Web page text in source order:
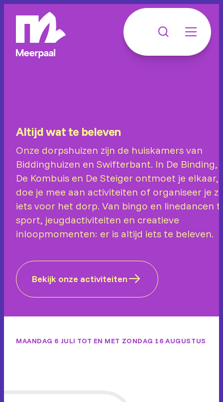
Altijd wat te beleven
Onze dorpshuizen zijn de huiskamers van
Biddinghuizen en Swifterbant. In De Binding,
De Kombuis en De Steiger ontmoet je elkaar,
doe je mee aan activiteiten of organiseer je
iets voor het dorp. Van bingo en linedancen
sport, jeugdactiviteiten en creatieve
inloopmomenten: er is altijd iets te beleven.
Bekijk onze activiteiten
MAANDAG 6 JULI TOT EN MET ZONDAG 16 AUGUSTUS